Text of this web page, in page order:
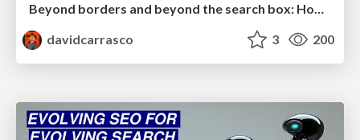
Beyond borders and beyond the search box: How to win the global "messy middle" with AI-driven SEO
davidcarrasco
3 200